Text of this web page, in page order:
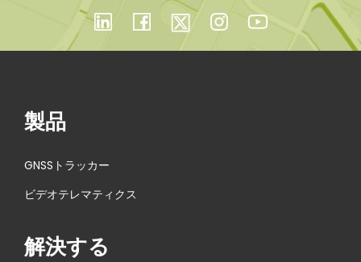
製品
GNSSトラッカー
ビデオテレマティクス
解決する